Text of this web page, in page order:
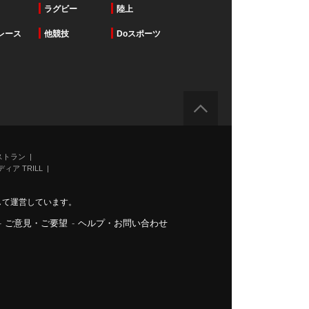
ラグビー 陸上
ース 他競技 Doスポーツ
ラン
ィア TRILL
運営しています。
ご意見・ご要望 - ヘルプ・お問い合わせ